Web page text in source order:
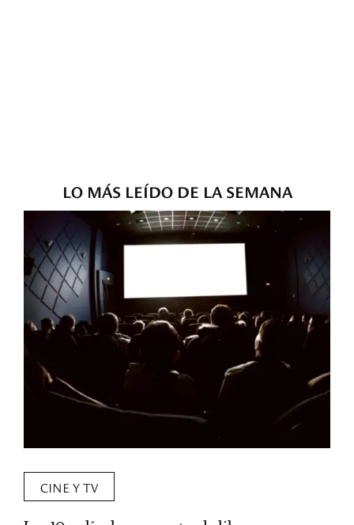
LO MÁS LEÍDO DE LA SEMANA
CINE Y TV